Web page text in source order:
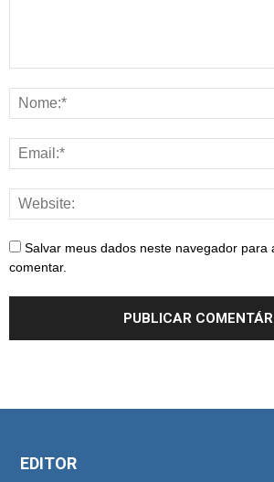
Salvar meus dados neste navegador para
comentar.
EDITOR